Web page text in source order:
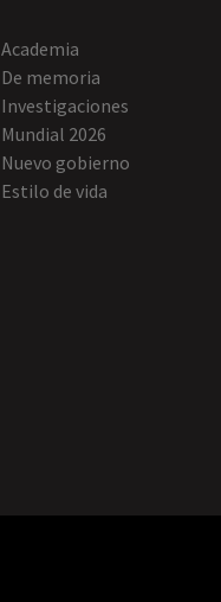
Academia
De memoria
Investigaciones
Mundial 2026
Nuevo gobierno
Estilo de vida